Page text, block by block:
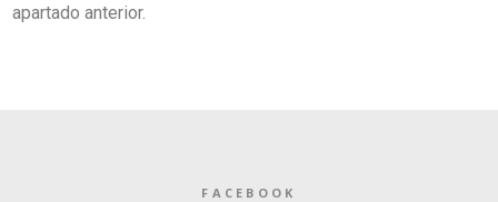
apartado anterior.
FACEBOOK